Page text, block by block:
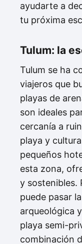
ayudarte a
tu próxima
Tulum: la
Tulum se ha
viajeros que
playas de
son ideales
cercanía a
playa y
pequeños
esta zona,
y sostenibles.
puede pasar
arqueológica
playa semi-
combinación